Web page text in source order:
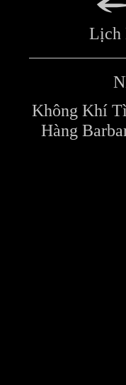
Lịch
Không Khí
Hàng